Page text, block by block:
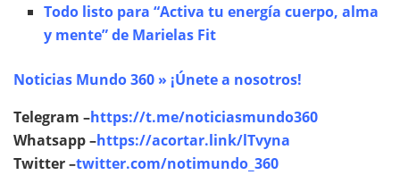
Todo listo para “Activa tu energía cuerpo, alma
y mente” de Marielas Fit
Noticias Mundo 360 » ¡Únete a nosotros!
Telegram –https://t.me/noticiasmundo360
Whatsapp –https://acortar.link/lTvyna
Twitter –twitter.com/notimundo_360